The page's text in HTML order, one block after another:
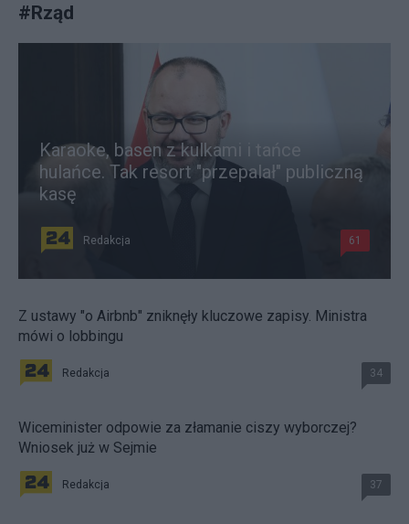
#Rząd
Karaoke, basen z kulkami i tańce
hulańce. Tak resort "przepalał" publiczną
kasę
Redakcja 61
Z ustawy "o Airbnb" zniknęły kluczowe zapisy. Ministra
mówi o lobbingu
Redakcja 34
Wiceminister odpowie za złamanie ciszy wyborczej?
Wniosek już w Sejmie
Redakcja 37